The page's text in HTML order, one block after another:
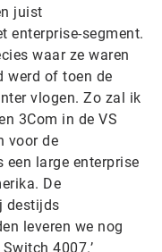
juist
enterprise-segment.
waar ze waren
werd of toen de
vlogen. Zo zal ik
3Com in de VS
voor de
large enterprise
De
destijds
leveren we nog
4007.’